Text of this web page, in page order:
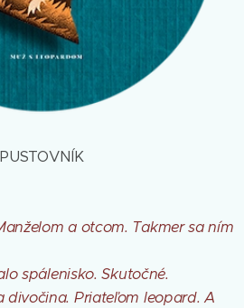
PUSTOVNÍK
a otcom. Takmer sa ním
spálenisko. Skutočné.
divočina. Priateľom leopard. A